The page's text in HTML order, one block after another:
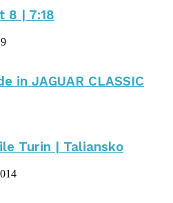
8 | 7:18
in JAGUAR CLASSIC
Turin | Taliansko